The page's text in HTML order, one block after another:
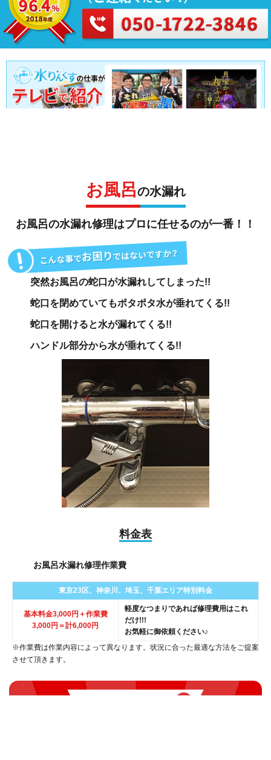
お風呂の水漏れ
お風呂の水漏れ修理はプロに任せるのが一番！！
突然お風呂の蛇口 が水漏れしてしまった!!
蛇口を閉めていてもポタポタ水が垂れてくる!!
蛇口を開けると水が漏れてくる!!
ハンドル部分から水が垂れてくる!!
料金表
お風呂水漏れ修理作業費
東京23区、神奈川、 埼玉、千葉エリア特別料金
基本料金3,000円＋作業費
3,000円 ＝計6,000円
軽度なつまりであれば修理費用はこれ
だけ!!!
お気軽に御依頼ください♪
※作業費は作業内容によって異なります。状況に合った最適な方法をご提案
させて頂きます。